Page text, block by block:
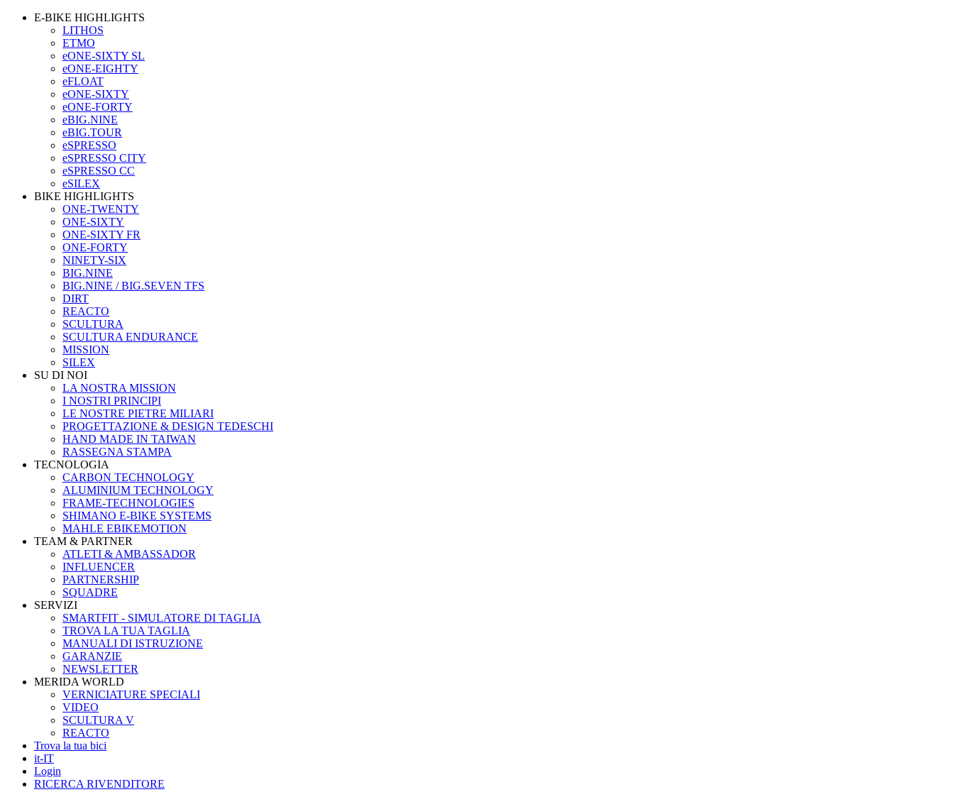
E-BIKE HIGHLIGHTS
LITHOS
ETMO
eONE-SIXTY SL
eONE-EIGHTY
eFLOAT
eONE-SIXTY
eONE-FORTY
eBIG.NINE
eBIG.TOUR
eSPRESSO
eSPRESSO CITY
eSPRESSO CC
eSILEX
BIKE HIGHLIGHTS
ONE-TWENTY
ONE-SIXTY
ONE-SIXTY FR
ONE-FORTY
NINETY-SIX
BIG.NINE
BIG.NINE / BIG.SEVEN TFS
DIRT
REACTO
SCULTURA
SCULTURA ENDURANCE
MISSION
SILEX
SU DI NOI
LA NOSTRA MISSION
I NOSTRI PRINCIPI
LE NOSTRE PIETRE MILIARI
PROGETTAZIONE & DESIGN TEDESCHI
HAND MADE IN TAIWAN
RASSEGNA STAMPA
TECNOLOGIA
CARBON TECHNOLOGY
ALUMINIUM TECHNOLOGY
FRAME-TECHNOLOGIES
SHIMANO E-BIKE SYSTEMS
MAHLE EBIKEMOTION
TEAM & PARTNER
ATLETI & AMBASSADOR
INFLUENCER
PARTNERSHIP
SQUADRE
SERVIZI
SMARTFIT - SIMULATORE DI TAGLIA
TROVA LA TUA TAGLIA
MANUALI DI ISTRUZIONE
GARANZIE
NEWSLETTER
MERIDA WORLD
VERNICIATURE SPECIALI
VIDEO
SCULTURA V
REACTO
Trova la tua bici
it-IT
Login
RICERCA RIVENDITORE